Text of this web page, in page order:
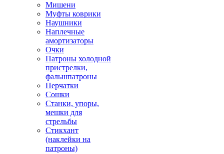
Мишени
Муфты коврики
Наушники
Наплечные
амортизаторы
Очки
Патроны холодной
пристрелки,
фальшпатроны
Перчатки
Сошки
Станки, упоры,
мешки для
стрельбы
Стикхант
(наклейки на
патроны)